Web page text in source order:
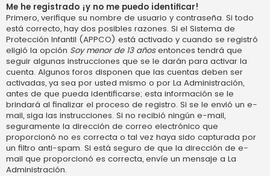
Me he registrado ¡y no me puedo identificar!
Primero, verifique su nombre de usuario y contraseña. Si todo
está correcto, hay dos posibles razones. Si el Sistema de
Protección Infantil (APPCO) está activado y cuando se registró
eligió la opción Soy menor de 13 añosentonces tendrá que
seguir algunas instrucciones que se le darán para activar la
cuenta. Algunos foros disponen que las cuentas deben ser
activadas, ya sea por usted mismo o por La Administración,
antes de que pueda identificarse; esta información se le
brindará al finalizar el proceso de registro. Si se le envió un e-
mail, siga las instrucciones. Si no recibió ningún e-mail,
seguramente la dirección de correo electrónico que
proporcionó no es correcta o tal vez haya sido capturada por
un filtro anti-spam. Si está seguro de que la dirección de e-
mail que proporcionó es correcta, envíe un mensaje a La
Administración.